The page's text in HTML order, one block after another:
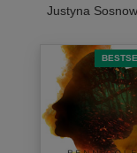
Justyna